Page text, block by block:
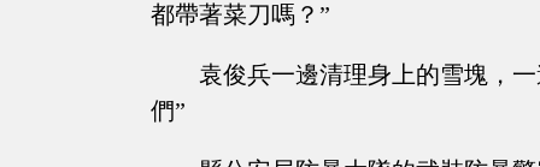
都帶著菜刀嗎？”
袁俊兵一邊清理身上的雪塊，
們”